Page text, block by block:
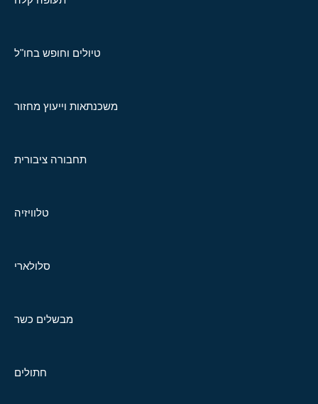
טיולים וחופש בחו"ל
משכנתאות וייעוץ מחזור
תחבורה ציבורית
טלוויזיה
סלולארי
מבשלים כשר
חתולים